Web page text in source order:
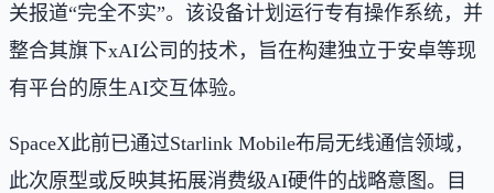
关报道“完全不实”。该设备计划运行专有操作系统，并
整合其旗下xAI公司的技术，旨在构建独立于安卓等现
有平台的原生AI交互体验。
SpaceX此前已通过Starlink Mobile布局无线通信领域，
此次原型或反映其拓展消费级AI硬件的战略意图。目